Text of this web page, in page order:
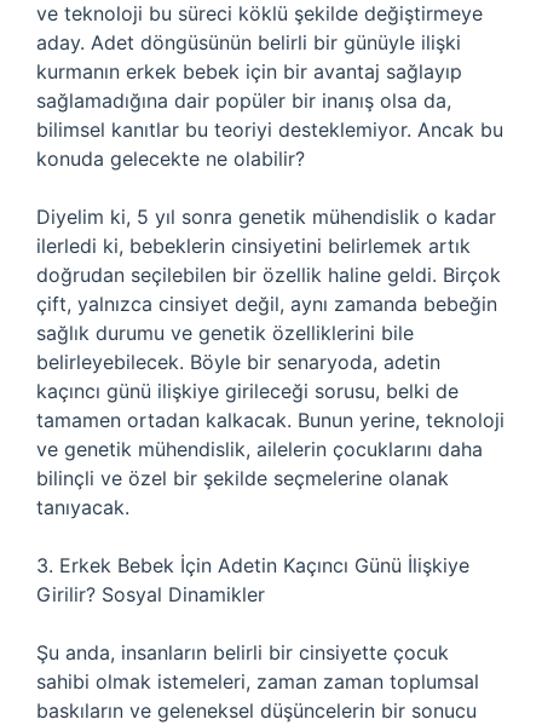
ve teknoloji bu süreci köklü şekilde değiştirmeye
aday. Adet döngüsünün belirli bir günüyle ilişki
kurmanın erkek bebek için bir avantaj sağlayıp
sağlamadığına dair popüler bir inanış olsa da,
bilimsel kanıtlar bu teoriyi desteklemiyor. Ancak bu
konuda gelecekte ne olabilir?
Diyelim ki, 5 yıl sonra genetik mühendislik o kadar
ilerledi ki, bebeklerin cinsiyetini belirlemek artık
doğrudan seçilebilen bir özellik haline geldi. Birçok
çift, yalnızca cinsiyet değil, aynı zamanda bebeğin
sağlık durumu ve genetik özelliklerini bile
belirleyebilecek. Böyle bir senaryoda, adetin
kaçıncı günü ilişkiye girileceği sorusu, belki de
tamamen ortadan kalkacak. Bunun yerine, teknoloji
ve genetik mühendislik, ailelerin çocuklarını daha
bilinçli ve özel bir şekilde seçmelerine olanak
tanıyacak.
3. Erkek Bebek İçin Adetin Kaçıncı Günü İlişkiye
Girilir? Sosyal Dinamikler
Şu anda, insanların belirli bir cinsiyette çocuk
sahibi olmak istemeleri, zaman zaman toplumsal
baskıların ve geleneksel düşüncelerin bir sonucu